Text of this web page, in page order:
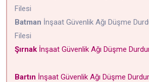
Filesi
Batman İnşaat Güvenlik Ağı Düşme
Filesi
Şırnak İnşaat Güvenlik Ağı Düşme
Bartın İnşaat Güvenlik Ağı Düşme